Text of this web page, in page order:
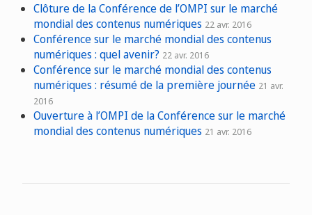
Clôture de la Conférence de l’OMPI sur le marché
mondial des contenus numériques 22 avr. 2016
Conférence sur le marché mondial des contenus
numériques : quel avenir? 22 avr. 2016
Conférence sur le marché mondial des contenus
numériques : résumé de la première journée 21 avr.
2016
Ouverture à l’OMPI de la Conférence sur le marché
mondial des contenus numériques 21 avr. 2016